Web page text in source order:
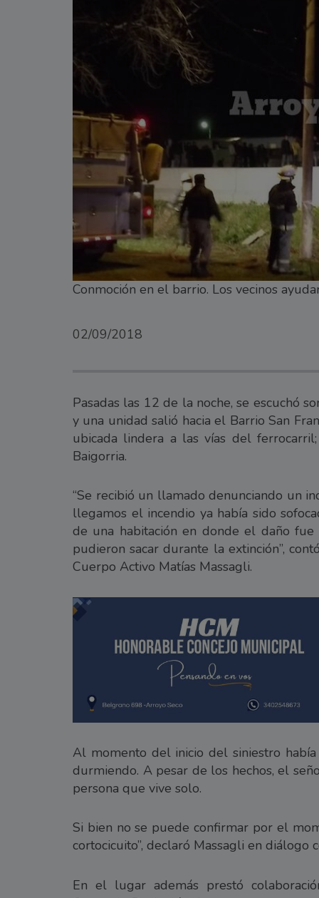
Conmoción en el barrio. Los vecinos
02/09/2018
Pasadas las 12 de la noche, se escuchó
y una unidad salió hacia el Barrio San
ubicada lindera a las vías del
Baigorria.
“Se recibió un llamado denunciando un
llegamos el incendio ya había sido
de una habitación en donde el daño
pudieron sacar durante la extinción”,
Cuerpo Activo Matías Massagli.
Al momento del inicio del siniestro
durmiendo. A pesar de los hechos, el
persona que vive solo.
Si bien no se puede confirmar por el
cortocicuito”, declaró Massagli en diálogo
En el lugar además prestó